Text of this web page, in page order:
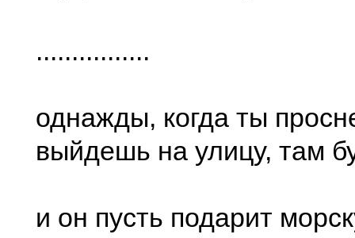
................
однажды, когда ты
выйдешь на улицу, там
и он пусть подарит